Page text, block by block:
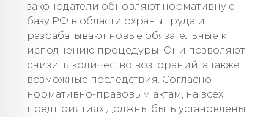
законодатели обновляют нормативную
базу РФ в области охраны труда и
разрабатывают новые обязательные к
исполнению процедуры. Они позволяют
снизить количество возгораний, а также
возможные последствия. Согласно
нормативно-правовым актам, на всех
предприятиях должны быть установлены